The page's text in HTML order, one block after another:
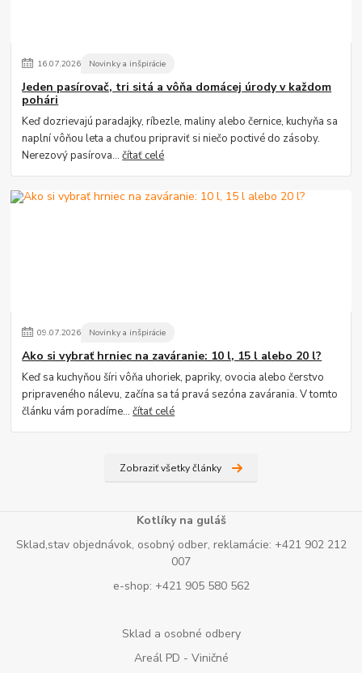
16.07.2026 Novinky a inšpirácie
Jeden pasírovač, tri sitá a vôňa domácej úrody v každom
pohári
Keď dozrievajú paradajky, ríbezle, maliny alebo černice, kuchyňa sa
naplní vôňou leta a chuťou pripraviť si niečo poctivé do zásoby.
Nerezový pasírova...čítať celé
09.07.2026 Novinky a inšpirácie
Ako si vybrať hrniec na zaváranie: 10 l, 15 l alebo 20 l?
Keď sa kuchyňou šíri vôňa uhoriek, papriky, ovocia alebo čerstvo
pripraveného nálevu, začína sa tá pravá sezóna zavárania. V tomto
článku vám poradíme...čítať celé
Zobraziť všetky články
Kotlíky na guláš
Sklad,stav objednávok, osobný odber, reklamácie: +421 902 212
007
e-shop: +421 905 580 562
Sklad a osobné odbery
Areál PD - Viničné